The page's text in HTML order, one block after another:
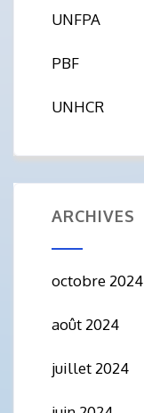
UNFPA
PBF
UNHCR
ARCHIVES
octobre 2024
août 2024
juillet 2024